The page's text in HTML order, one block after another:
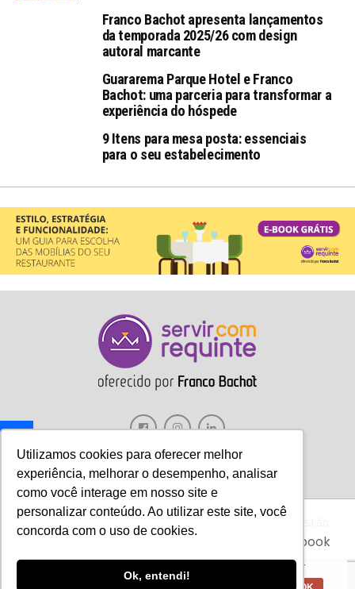
Utilizamos cookies para oferecer melhor
experiência, melhorar o desempenho, analisar
como você interage em nosso site e
personalizar conteúdo. Ao utilizar este site, você
concorda com o uso de cookies.
Ok, entendi!
Franco Bachot apresenta lançamentos
da temporada 2025/26 com design
autoral marcante
Guararema Parque Hotel e Franco
Bachot: uma parceria para transformar a
experiência do hóspede
9 Itens para mesa posta: essenciais
para o seu estabelecimento
Gastronomia Móveis Decoração Hotelaria
Aviso:Nós da Franco Bachot utilizamos de
cookies com ferramentas do Google e Facebook
experiência de nossos clientes para oferecer
melhores produtos e serviços.